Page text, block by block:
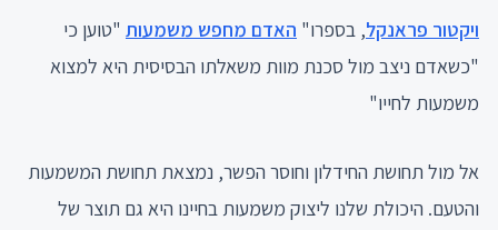
ויקטור פראנקל, בספרו" האדם מחפש משמעות "טוען כי
"כשאדם ניצב מול סכנת מוות משאלתו הבסיסית היא למצוא
משמעות לחייו"
אל מול תחושת החידלון וחוסר הפשר, נמצאת תחושת המשמעות
והטעם. היכולת שלנו ליצוק משמעות בחיינו היא גם תוצר של